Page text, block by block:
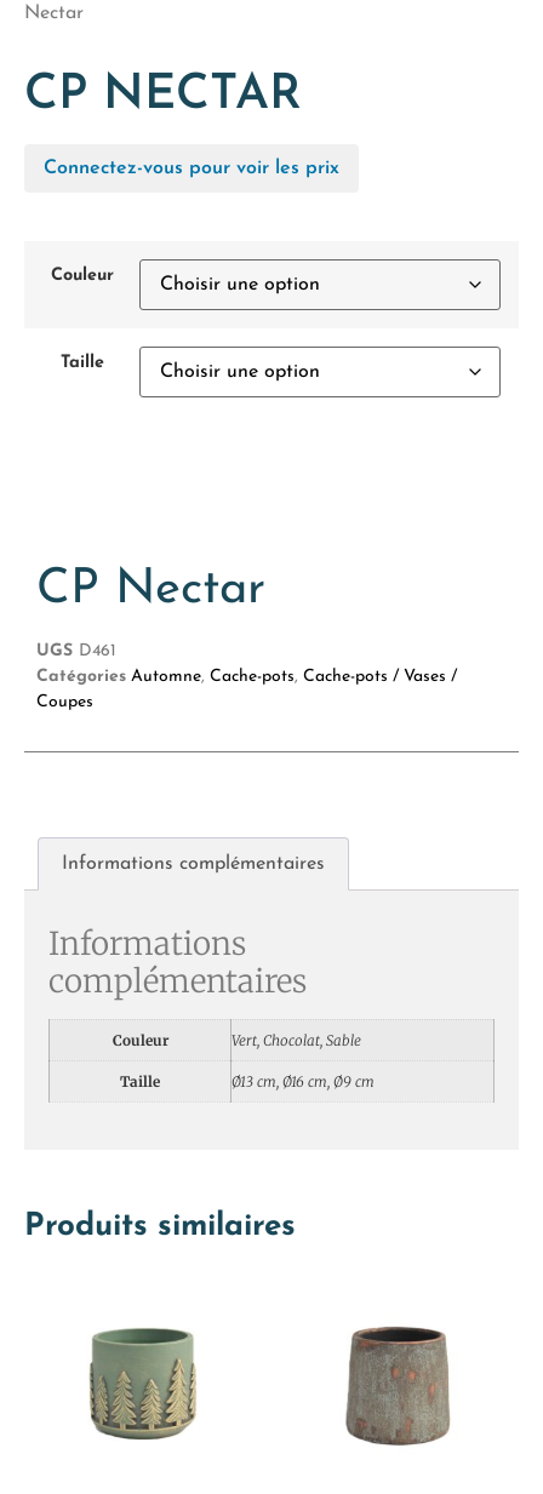
Nectar
CP NECTAR
Connectez-vous pour voir les prix
Couleur
Taille
Produits similaires
CP Nectar
UGS D461
Catégories Automne, Cache-pots, Cache-pots / Vases /
Coupes
Informations complémentaires
Informations
complémentaires
Couleur Vert, Chocolat, Sable
Taille Ø13 cm, Ø16 cm, Ø9 cm